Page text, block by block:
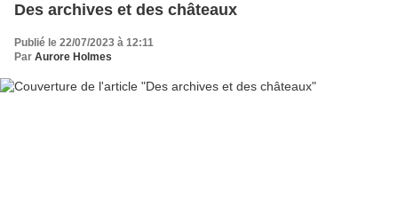
Des archives et des châteaux
Publié le 22/07/2023 à 12:11
Par Aurore Holmes